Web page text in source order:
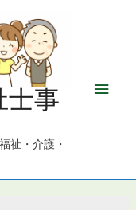
士事
祉・介護・
メ